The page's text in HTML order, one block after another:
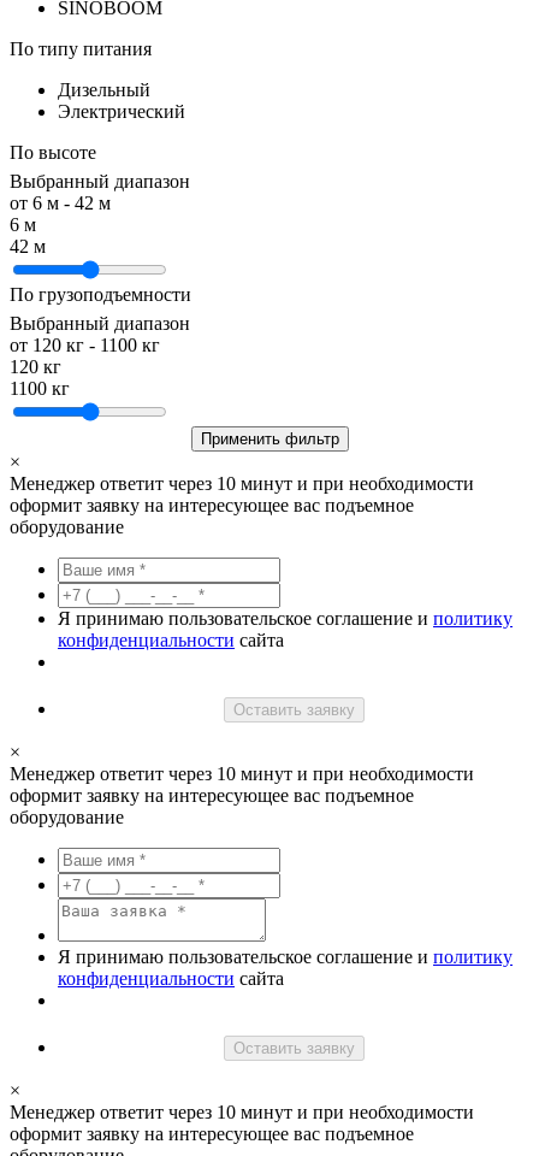
SINOBOOM
По типу питания
Дизельный
Электрический
По высоте
Выбранный диапазон
от 6 м - 42 м
6 м
42 м
По грузоподъемности
Выбранный диапазон
от 120 кг - 1100 кг
120 кг
1100 кг
Применить фильтр
×
Менеджер ответит через 10 минут и при необходимости
оформит заявку на интересующее вас подъемное
оборудование
Я принимаю пользовательское соглашение и политику
конфиденциальности сайта
Оставить заявку
×
Менеджер ответит через 10 минут и при необходимости
оформит заявку на интересующее вас подъемное
оборудование
Я принимаю пользовательское соглашение и политику
конфиденциальности сайта
Оставить заявку
×
Менеджер ответит через 10 минут и при необходимости
оформит заявку на интересующее вас подъемное